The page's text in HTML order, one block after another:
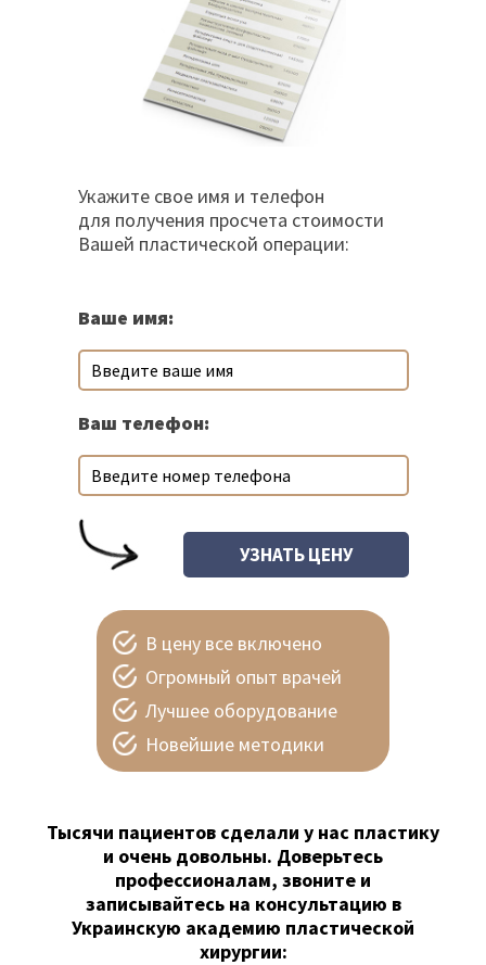
Укажите свое имя и телефон
для получения просчета стоимости
Вашей пластической операции:
Ваше имя:
Ваш телефон:
В цену все включено
Огромный опыт врачей
Лучшее оборудование
Новейшие методики
Тысячи пациентов сделали у нас пластику
и очень довольны. Доверьтесь
профессионалам, звоните и
записывайтесь на консультацию в
Украинскую академию пластической
хирургии: